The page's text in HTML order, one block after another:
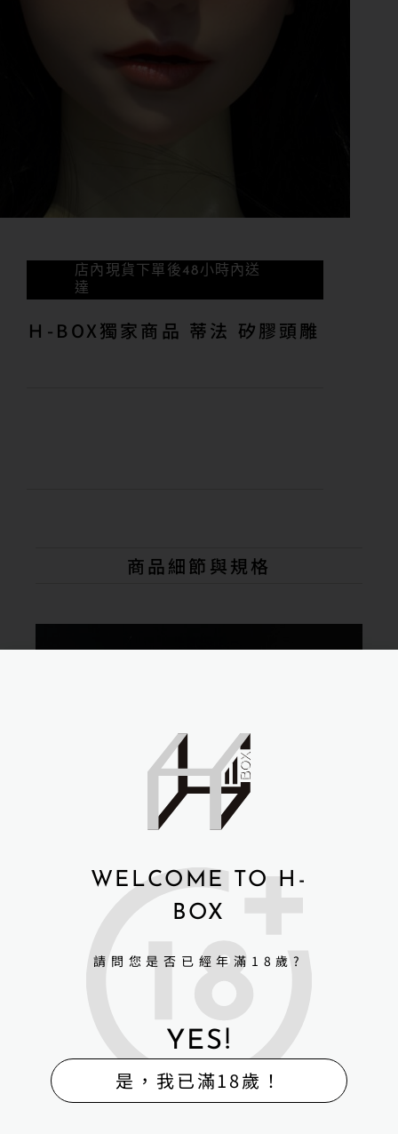
店內現貨下單後48小時內送
達
Ｈ-BOX獨家商品 蒂法 矽膠頭雕
商品細節與規格
WELCOME TO H-
BOX
請問您是否已經年滿18歲?
YES!
是，我已滿18歲！